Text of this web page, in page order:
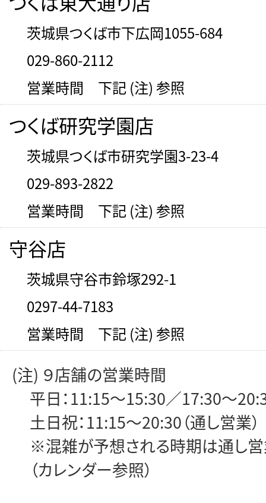
茨城県つくば市下広岡1055-684
029-860-2112
営業時間 下記 (注) 参照
つくば研究学園店
茨城県つくば市研究学園3-23-4
029-893-2822
営業時間 下記 (注) 参照
守谷店
茨城県守谷市鈴塚292-1
0297-44-7183
営業時間 下記 (注) 参照
(注) ９店舗の営業時間
平日：11:15～15:30／17:30～
土日祝：11:15～20:30（通し営業）
※混雑が予想される時期は通し営
（カレンダー参照）